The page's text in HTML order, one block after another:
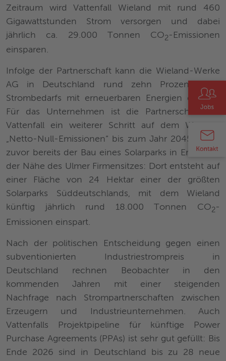
Zeitraum wird Vattenfall Wieland mit rund 460
Gigawattstunden Strom versorgen und dabei
jährlich ca. 29.000 Tonnen CO2 -Emissionen
einsparen.
Infolge der Partnerschaft kann die Wieland-Werke
AG in Deutschland rund zehn Prozent ihres
Strombedarfs mit erneuerbaren Energien decken.
Für das Unternehmen ist die Partnerschaft mit
Vattenfall ein weiterer Schritt auf dem Weg zu
„Netto-Null-Emissionen“ bis zum Jahr 2045 – wie
zuvor bereits der Bau eines Solarparks in Erbach in
der Nähe des Ulmer Firmensitzes: Dort entsteht auf
einer Fläche von 24 Hektar einer der größten
Solarparks Süddeutschlands, mit dem Wieland
künftig jährlich rund 18.000 Tonnen CO2-
Emissionen einspart.
Nach der politischen Entscheidung gegen einen
subventionierten Industriestrompreis in
Deutschland rechnen Beobachter in den
kommenden Jahren mit einer steigenden
Nachfrage nach Strompartnerschaften zwischen
Erzeugern und Industrieunternehmen. Auch
Vattenfalls Projektpipeline für künftige Power
Purchase Agreements (PPAs) ist sehr gut gefüllt: Bis
Ende 2026 sind in Deutschland bis zu 28 neue